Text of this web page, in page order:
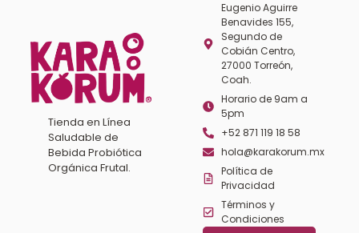
Tienda en Línea
Saludable de
Bebida Probiótica
Orgánica Frutal.
Eugenio Aguirre
Benavides 155,
Segundo de
Cobián Centro,
27000 Torreón,
Coah.
Horario de 9am a
5pm
+52 871 119 18 58
hola@karakorum.mx
Política de
Privacidad
Términos y
Condiciones